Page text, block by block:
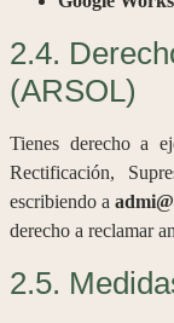
2.4.
(ARSOL)
Tienes derecho a
Rectificación,
escribiendo a
derecho a reclamar
2.5.